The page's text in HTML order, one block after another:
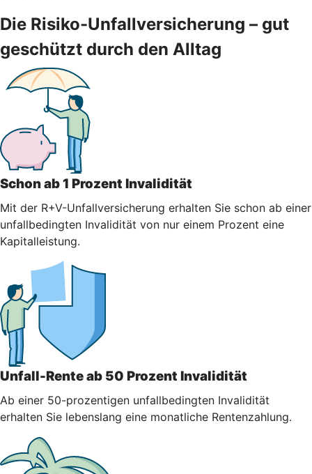
Die Risiko-Unfallversicherung – gut
geschützt durch den Alltag
Schon ab 1 Prozent Invalidität
Mit der R+V-Unfallversicherung erhalten Sie schon ab einer
unfallbedingten Invalidität von nur einem Prozent eine
Kapitalleistung.
Unfall-Rente ab 50 Prozent Invalidität
Ab einer 50-prozentigen unfallbedingten Invalidität
erhalten Sie lebenslang eine monatliche Rentenzahlung.